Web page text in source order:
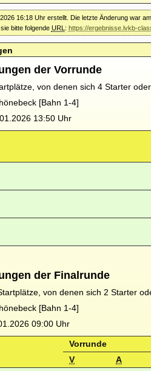
16:18 Uhr erstellt. Die letzte Änderung war
bitte folgende URL : https://ergebnisse.lvkb-
der Vorrunde
von denen sich 4 Starter
[Bahn 1-4]
13:50 Uhr
der Finalrunde
von denen sich 2 Starter
[Bahn 1-4]
09:00 Uhr
Vorrunde
V
A